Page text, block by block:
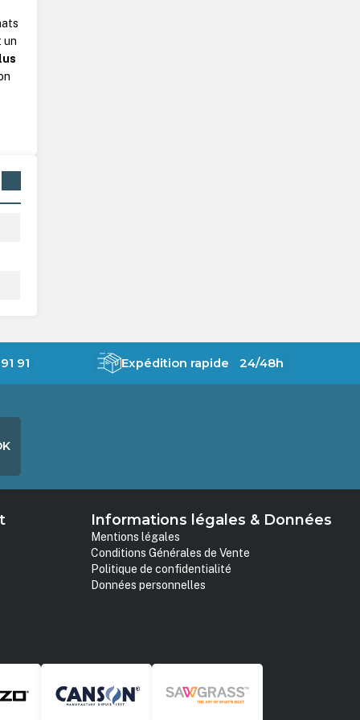
un
91 Expédition rapide 24/48h
Informations légales & Données
Mentions légales
Conditions Générales de Vente
Politique de confidentialité
Données personnelles